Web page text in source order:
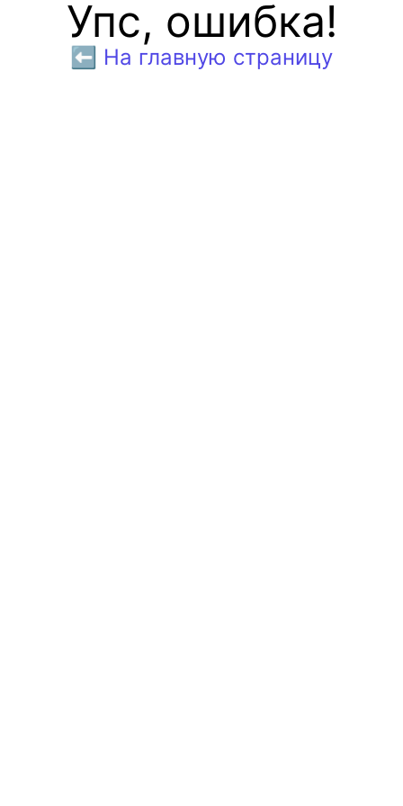
Упс, ошибка!
⬅️ На главную страницу